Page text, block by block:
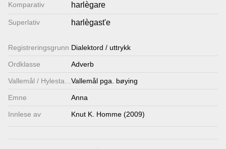
Komparativ harlègare
Superlativ harlègast'e
Registrerings­grunn Dialektord / uttrykk
Ordklasse Adverb
Vallemål / HylestadmålVallemål pga. bøying
Emne Anna
Innlese av Knut K. Homme (2009)
Kontakt